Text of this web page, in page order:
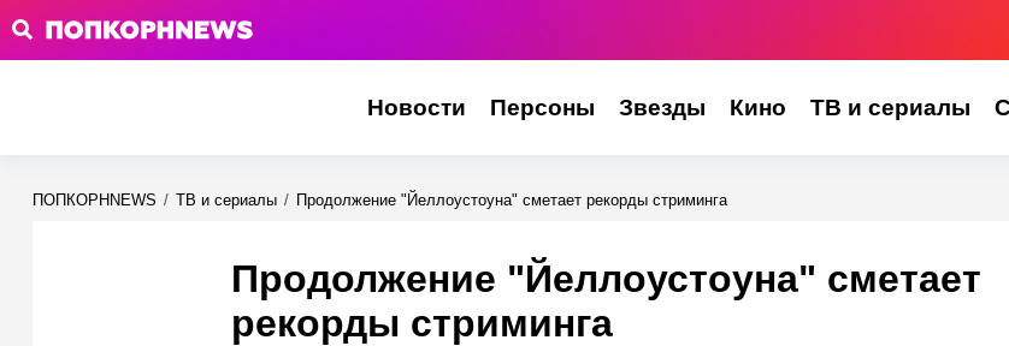
Новости Персоны Звезды Кино ТВ и сериалы
ПОПКОРНNEWS / ТВ и сериалы / Продолжение "Йеллоустоуна" сметает рекорды стриминга
Продолжение "Йеллоустоуна" сметает
рекорды стриминга